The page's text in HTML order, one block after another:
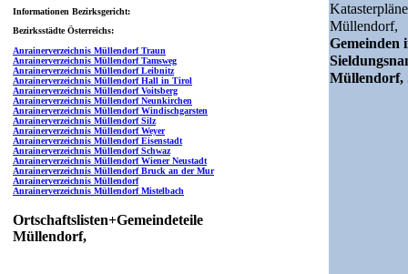
Informationen Bezirksgericht:
Bezirksstädte Österreichs:
Anrainerverzeichnis Müllendorf Traun
Anrainerverzeichnis Müllendorf Tamsweg
Anrainerverzeichnis Müllendorf Leibnitz
Anrainerverzeichnis Müllendorf Hall in Tirol
Anrainerverzeichnis Müllendorf Voitsberg
Anrainerverzeichnis Müllendorf Neunkirchen
Anrainerverzeichnis Müllendorf Windischgarsten
Anrainerverzeichnis Müllendorf Silz
Anrainerverzeichnis Müllendorf Weyer
Anrainerverzeichnis Müllendorf Eisenstadt
Anrainerverzeichnis Müllendorf Schwaz
Anrainerverzeichnis Müllendorf Wiener Neustadt
Anrainerverzeichnis Müllendorf Bruck an der Mur
Anrainerverzeichnis Müllendorf
Anrainerverzeichnis Müllendorf Mistelbach
Ortschaftslisten+Gemeindeteile
Müllendorf,
Müllendorf,
Gemeinden
Müllendorf,